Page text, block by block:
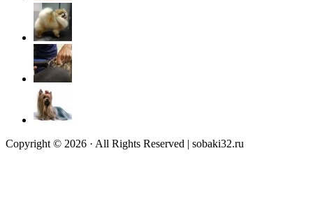
Copyright © 2026 · All Rights Reserved | sobaki32.ru